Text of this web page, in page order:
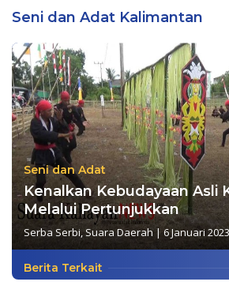
Seni dan Adat Kalimantan
Seni dan Adat
Kenalkan Kebudayaan Asli
Melalui Pertunjukkan
Serba Serbi Suara Daerah| 6 Januari 2023
Berita Terkait